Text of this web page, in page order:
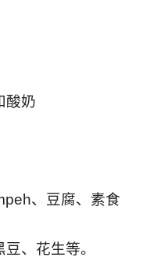
酸奶
、豆腐、素食
、花生等。